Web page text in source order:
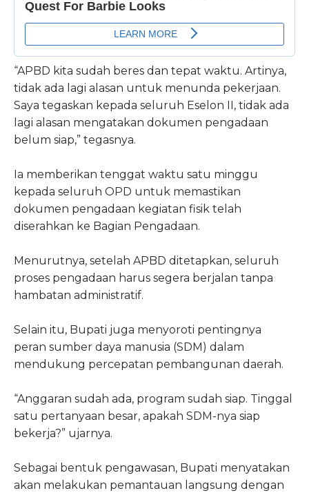
“APBD kita sudah beres dan tepat waktu. Artinya,
tidak ada lagi alasan untuk menunda pekerjaan.
Saya tegaskan kepada seluruh Eselon II, tidak ada
lagi alasan mengatakan dokumen pengadaan
belum siap,” tegasnya.
Ia memberikan tenggat waktu satu minggu
kepada seluruh OPD untuk memastikan
dokumen pengadaan kegiatan fisik telah
diserahkan ke Bagian Pengadaan.
Menurutnya, setelah APBD ditetapkan, seluruh
proses pengadaan harus segera berjalan tanpa
hambatan administratif.
Selain itu, Bupati juga menyoroti pentingnya
peran sumber daya manusia (SDM) dalam
mendukung percepatan pembangunan daerah.
“Anggaran sudah ada, program sudah siap. Tinggal
satu pertanyaan besar, apakah SDM-nya siap
bekerja?” ujarnya.
Sebagai bentuk pengawasan, Bupati menyatakan
akan melakukan pemantauan langsung dengan